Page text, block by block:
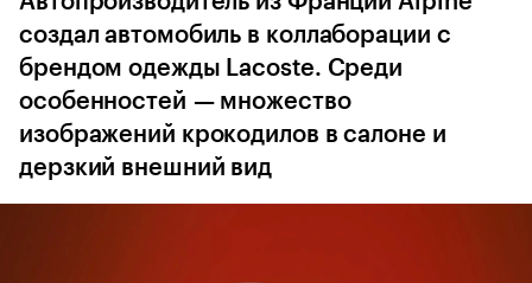
создал автомобиль в коллаборации с
брендом одежды Lacoste. Среди
особенностей — множество
изображений крокодилов в салоне и
дерзкий внешний вид